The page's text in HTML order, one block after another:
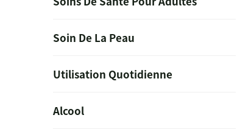
Soin De La Peau
Utilisation Quotidienne
Alcool